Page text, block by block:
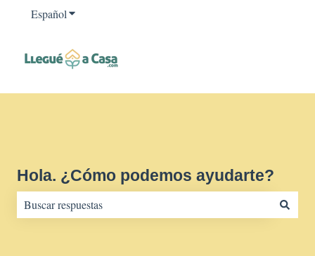
EspañolTraducciones de Mostrar submenú de
Hola. ¿Cómo podemos ayudarte?